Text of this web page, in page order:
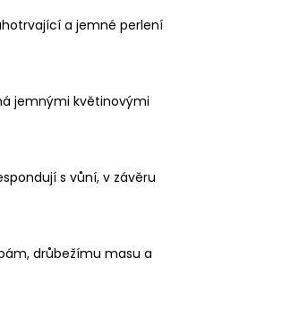
a jemné perlení
jemnými květinovými
s vůní, v závěru
drůbežímu masu a